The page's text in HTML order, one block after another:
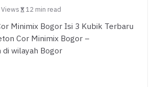
12 min read
Minimix Bogor Isi 3 Kubik Terbaru
Cor Minimix Bogor –
wilayah Bogor